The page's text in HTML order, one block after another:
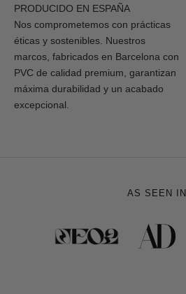
PRODUCIDO EN ESPAÑA
Nos comprometemos con prácticas
éticas y sostenibles. Nuestros
marcos, fabricados en Barcelona con
PVC de calidad premium, garantizan
máxima durabilidad y un acabado
excepcional.
AS SEEN IN